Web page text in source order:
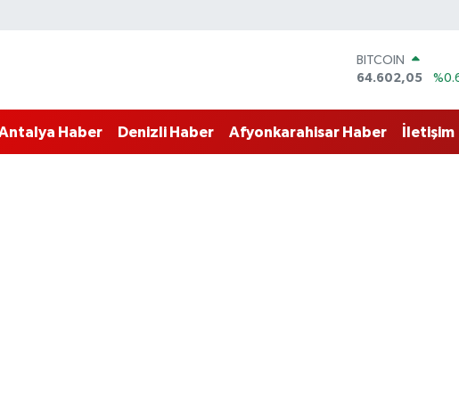
DOLAR
47,6006
%0.06
STERLİN
Haber Denizli Haber Afyonkarahisar Haber İletişim